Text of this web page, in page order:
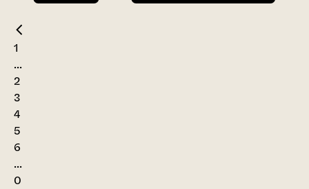
1
...
2
3
4
5
6
...
0